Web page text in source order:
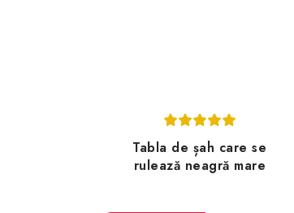
Tabla de șah care se
rulează neagră mare